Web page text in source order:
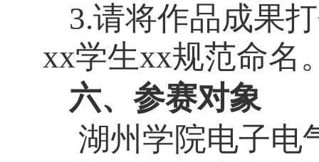
3.请将作品成果
xx学生xx规范命名
六、参赛对象
湖州学院电子电